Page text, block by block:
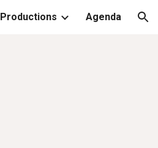
Productions Agenda